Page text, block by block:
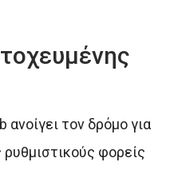
ανοίγει τον δρόμο για
φορείς